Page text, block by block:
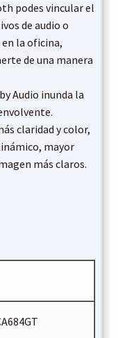
podes vincular el
de audio o
en la oficina,
de una manera
Audio inunda la
claridad y color,
mayor
más claros.